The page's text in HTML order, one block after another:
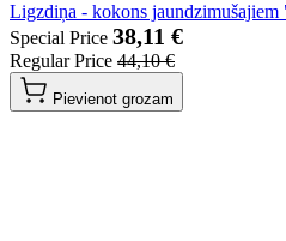
Ligzdiņa - kokons
Special Price 38,11 €
Regular Price 44,10 €
Pievienot grozam